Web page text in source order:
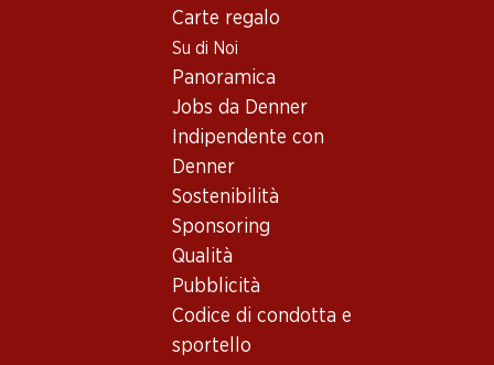
Carte regalo
Su di Noi
Panoramica
Jobs da Denner
Indipendente con
Denner
Sostenibilità
Sponsoring
Qualità
Pubblicità
Codice di condotta e
sportello
Nicolas Feuillatte Grande
Réserve Brut Champagne
59.70
Bottiglia: 9.95
2025